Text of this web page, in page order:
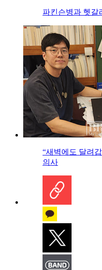
파킨슨병과 헷갈
“새벽에도 달려
의사